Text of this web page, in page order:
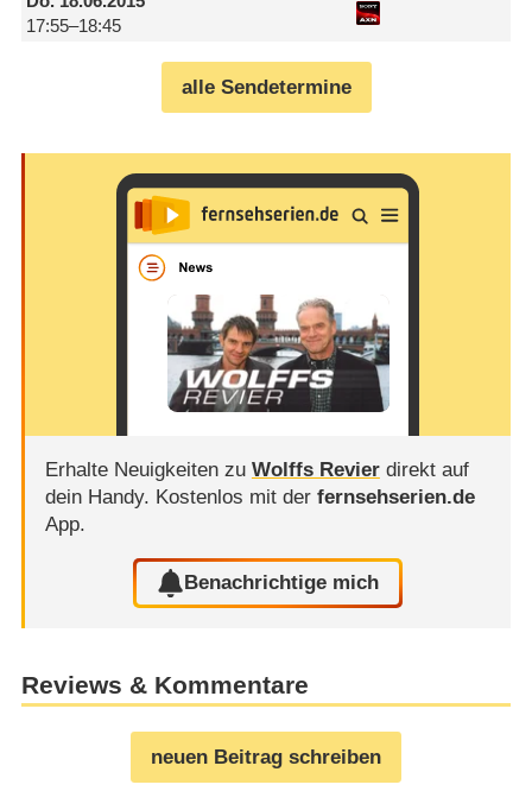
17:55–18:45
alle Sendetermine
Erhalte Neuigkeiten zu Wolffs Revierdirekt auf
dein Handy. Kostenlos mit der fernsehserien.de
App.
Benachrichtige mich
Reviews & Kommentare
neuen Beitrag schreiben